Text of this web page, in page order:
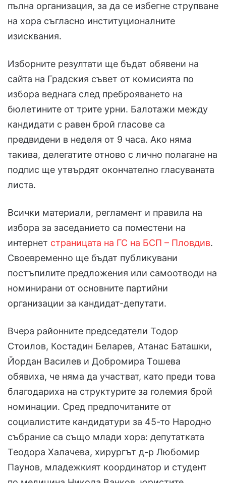
пълна организация, за да се избегне струпване
на хора съгласно институционалните
изисквания.
Изборните резултати ще бъдат обявени на
сайта на Градския съвет от комисията по
избора веднага след преброяването на
бюлетините от трите урни. Балотажи между
кандидати с равен брой гласове са
предвидени в неделя от 9 часа. Ако няма
такива, делегатите отново с лично полагане на
подпис ще утвърдят окончателно гласуваната
листа.
Всички материали, регламент и правила на
избора за заседанието са поместени на
интернет страницата на ГС на БСП – Пловдив.
Своевременно ще бъдат публикувани
постъпилите предложения или самоотводи на
номинирани от основните партийни
организации за кандидат-депутати.
Вчера районните председатели Тодор
Стоилов, Костадин Беларев, Атанас Баташки,
Йордан Василев и Добромира Тошева
обявиха, че няма да участват, като преди това
благодариха на структурите за големия брой
номинации. Сред предпочитаните от
социалистите кандидатури за 45-то Народно
събрание са също млади хора: депутатката
Теодора Халачева, хирургът д-р Любомир
Паунов, младежкият координатор и студент